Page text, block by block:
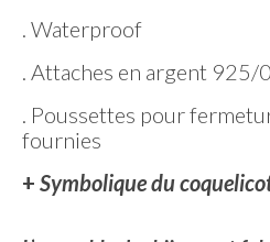
. Waterproof
. Attaches en argent 925/
. Poussettes pour
fournies
+ Symbolique du